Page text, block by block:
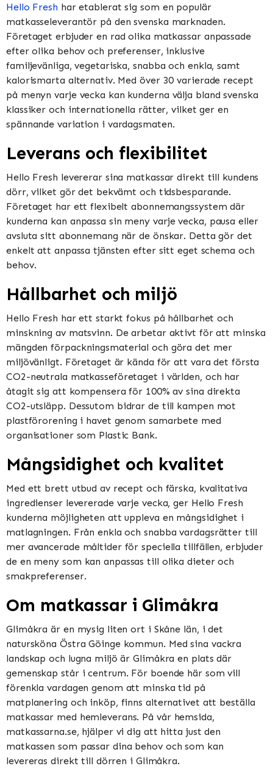
Hello Fresh har etablerat sig som en populär
matkasseleverantör på den svenska marknaden.
Företaget erbjuder en rad olika matkassar anpassade
efter olika behov och preferenser, inklusive
familjevänliga, vegetariska, snabba och enkla, samt
kalorismarta alternativ. Med över 30 varierade recept
på menyn varje vecka kan kunderna välja bland svenska
klassiker och internationella rätter, vilket ger en
spännande variation i vardagsmaten.
Leverans och flexibilitet
Hello Fresh levererar sina matkassar direkt till kundens
dörr, vilket gör det bekvämt och tidsbesparande.
Företaget har ett flexibelt abonnemangssystem där
kunderna kan anpassa sin meny varje vecka, pausa eller
avsluta sitt abonnemang när de önskar. Detta gör det
enkelt att anpassa tjänsten efter sitt eget schema och
behov.
Hållbarhet och miljö
Hello Fresh har ett starkt fokus på hållbarhet och
minskning av matsvinn. De arbetar aktivt för att minska
mängden förpackningsmaterial och göra det mer
miljövänligt. Företaget är kända för att vara det första
CO2-neutrala matkasseföretaget i världen, och har
åtagit sig att kompensera för 100% av sina direkta
CO2-utsläpp. Dessutom bidrar de till kampen mot
plastförorening i havet genom samarbete med
organisationer som Plastic Bank.
Mångsidighet och kvalitet
Med ett brett utbud av recept och färska, kvalitativa
ingredienser levererade varje vecka, ger Hello Fresh
kunderna möjligheten att uppleva en mångsidighet i
matlagningen. Från enkla och snabba vardagsrätter till
mer avancerade måltider för speciella tillfällen, erbjuder
de en meny som kan anpassas till olika dieter och
smakpreferenser.
Om matkassar i Glimåkra
Glimåkra är en mysig liten ort i Skåne län, i det
natursköna Östra Göinge kommun. Med sina vackra
landskap och lugna miljö är Glimåkra en plats där
gemenskap står i centrum. För boende här som vill
förenkla vardagen genom att minska tid på
matplanering och inköp, finns alternativet att beställa
matkassar med hemleverans. På vår hemsida,
matkassarna.se, hjälper vi dig att hitta just den
matkassen som passar dina behov och som kan
levereras direkt till dörren i Glimåkra.